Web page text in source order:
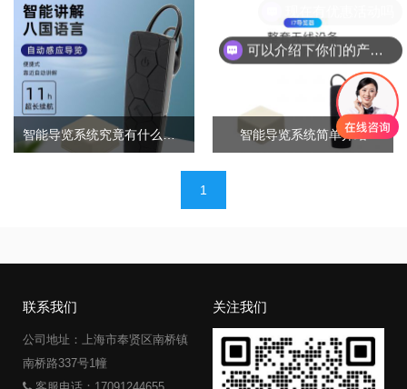
智能导览系统究竟有什么样的魅力呢？ 智能导览系统简单介绍
1
联系我们
公司地址：上海市奉贤区南桥镇
南桥路337号1幢
关注我们
可以介绍下你们的产品么